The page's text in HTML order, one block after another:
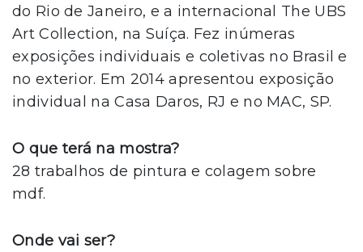
do Rio de Janeiro, e a internacional The UBS
Art Collection, na Suíça. Fez inúmeras
exposições individuais e coletivas no Brasil e
no exterior. Em 2014 apresentou exposição
individual na Casa Daros, RJ e no MAC, SP.
O que terá na mostra?
28 trabalhos de pintura e colagem sobre
mdf.
Onde vai ser?